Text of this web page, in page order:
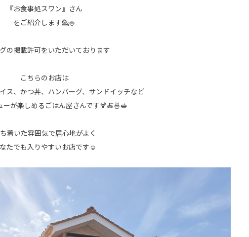
『お食事処スワン』さん
をご紹介します💁🍚
の掲載許可をいただいております
こちらのお店は
ス、かつ丼、ハンバーグ、サンドイッチなど
ーが楽しめるごはん屋さんです🍹🍝🍜🥪
着いた雰囲気で居心地がよく
たでも入りやすいお店です☺